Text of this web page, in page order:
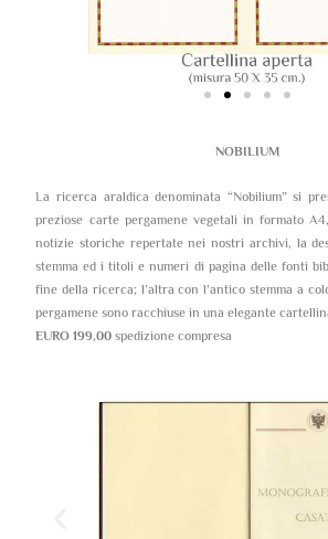
NOBILIUM
La ricerca araldica denominata “Nobilium” si
preziose carte pergamene vegetali in formato
notizie storiche repertate nei nostri archivi, la
stemma ed i titoli e numeri di pagina delle fonti
fine della ricerca; l’altra con l’antico stemma a
pergamene sono racchiuse in una elegante
EURO 199,00 spedizione compresa